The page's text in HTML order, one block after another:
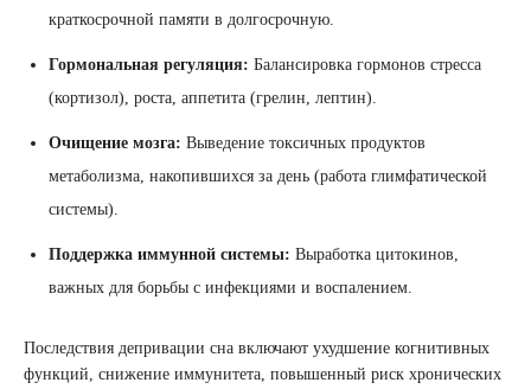
краткосрочной памяти в долгосрочную.
Гормональная регуляция: Балансировка гормонов стресса
(кортизол), роста, аппетита (грелин, лептин).
Очищение мозга: Выведение токсичных продуктов
метаболизма, накопившихся за день (работа глимфатической
системы).
Поддержка иммунной системы: Выработка цитокинов,
важных для борьбы с инфекциями и воспалением.
Последствия депривации сна включают ухудшение когнитивных
функций, снижение иммунитета, повышенный риск хронических